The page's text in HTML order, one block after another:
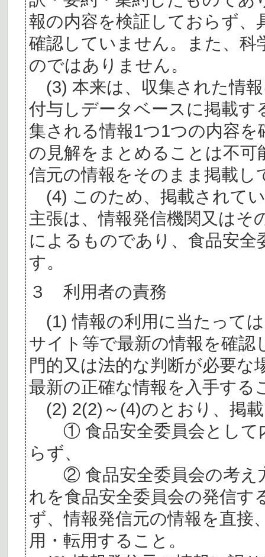
報の内容を検証しておらず、
確認していません。また、
のではありません。
(3) 本来は、収集された情
付与しデータベースに掲載
集される情報1つ1つの内容
の見解をまとめることは不
信元の情報をそのまま掲載し
(4) このため、掲載されて
主張は、情報発信機関又はそ
によるものであり、食品安
す。
３ 利用者の責務
(1) 情報の利用に当たって
サイト等で最新の情報を確認
門的又は法的な判断が必要
最新の正確な情報を入手する
(2) 2(2)～(4)のとおり、掲
① 食品安全委員会として
らず、
② 食品安全委員会の考え
れを食品安全委員会の発信す
ず、情報発信元の情報を直接
用・転用すること。